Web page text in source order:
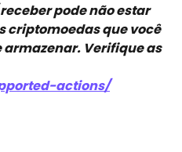
pode não estar
criptomoedas que você
Verifique as
actions/